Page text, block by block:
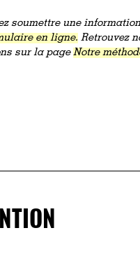
soumettre une
en ligne. Retrouvez
sur la pageNotre